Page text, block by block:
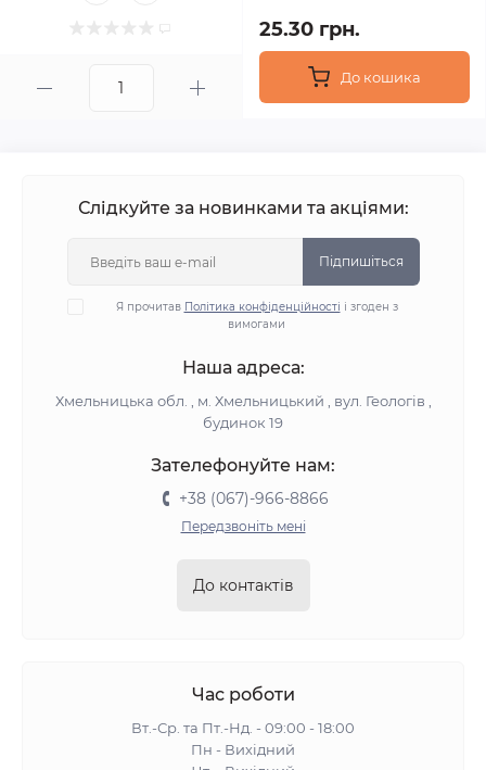
25.30 грн.
До кошика
Слідкуйте за новинками та акціями:
Підпишіться
Я прочитав Політика конфіденційності і згоден з
вимогами
Наша адреса:
Хмельницька обл. , м. Хмельницький , вул. Геологів ,
будинок 19
Зателефонуйте нам:
+38 (067)-966-8866
Передзвоніть мені
До контактів
Час роботи
Вт.-Ср. та Пт.-Нд. - 09:00 - 18:00
Пн - Вихідний